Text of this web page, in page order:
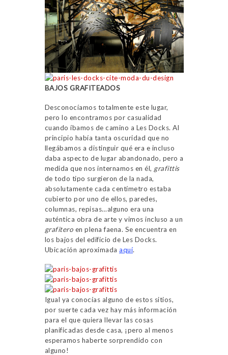
BAJOS GRAFITEADOS
Desconocíamos totalmente este lugar,
pero lo encontramos por casualidad
cuando íbamos de camino a Les Docks. Al
principio había tanta oscuridad que no
llegábamos a distinguir qué era e incluso
daba aspecto de lugar abandonado, pero a
medida que nos internamos en él, grafittis
de todo tipo surgieron de la nada,
absolutamente cada centímetro estaba
cubierto por uno de ellos, paredes,
columnas, repisas…alguno era una
auténtica obra de arte y vimos incluso a un
grafitero en plena faena. Se encuentra en
los bajos del edificio de Les Docks.
Ubicación aproximada aquí.
Igual ya conocías alguno de estos sitios,
por suerte cada vez hay más información
para el que quiera llevar las cosas
planificadas desde casa, ¡pero al menos
esperamos haberte sorprendido con
alguno!